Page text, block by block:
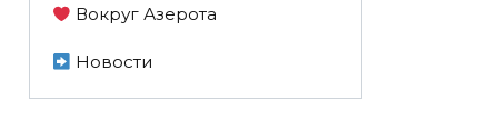
Вокруг Азерота
Новости